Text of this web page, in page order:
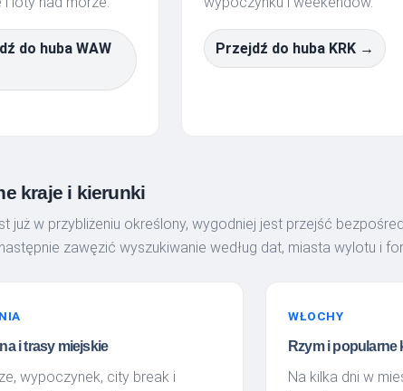
do huba WAW
Przejdź do huba KRK →
kraje i kierunki
już w przybliżeniu określony, wygodniej jest przejść
zawęzić wyszukiwanie według dat, miasta wylotu i
i trasy miejskie
wypoczynek, city break i
WŁOCHY
Rzym i popularne
Na kilka dni w